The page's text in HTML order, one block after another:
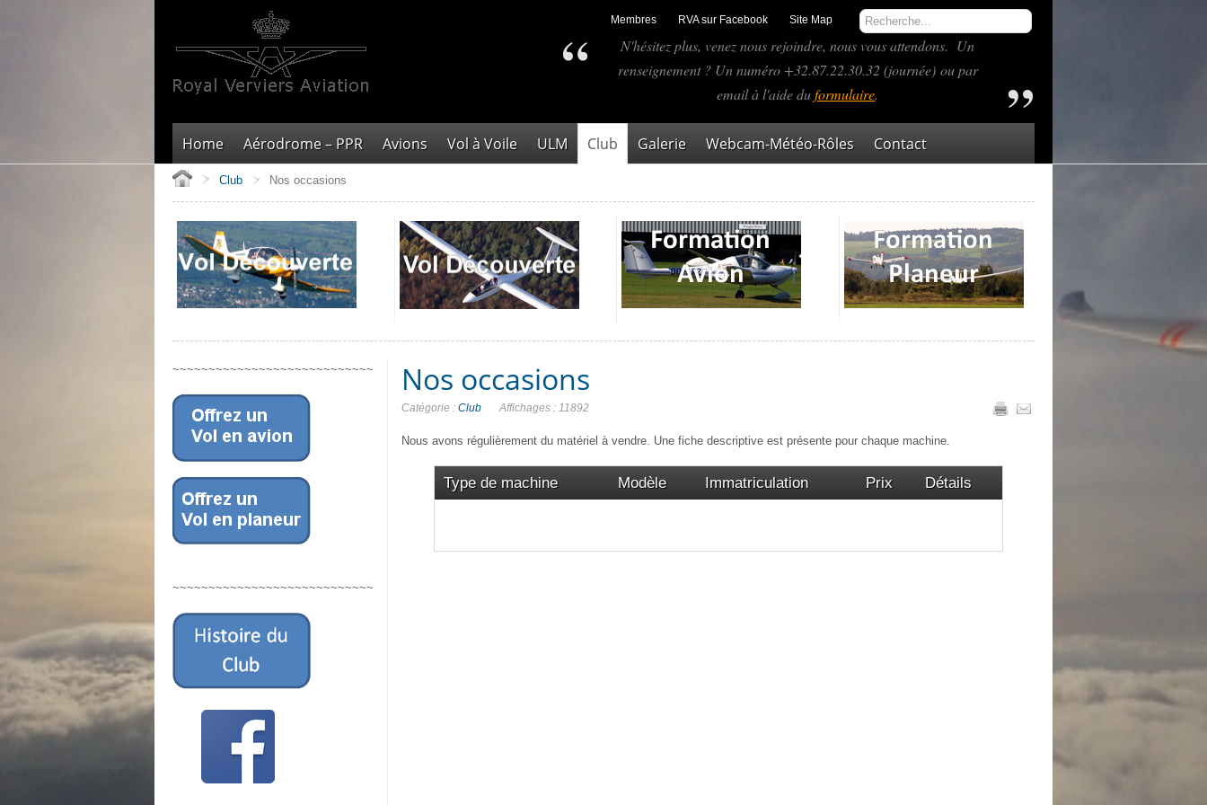
Membres RVA sur Facebook Site Map
N'hésitez plus, venez nous rejoindre, nous vous attendons. Un
renseignement ? Un numéro +32.87.22.30.32 (journée) ou par
email à l'aide duformulaire.
Home Aérodrome – PPR Avions Vol à Voile ULM Club Galerie Webcam-Météo-Rôles Contact
Club Nos occasions
Nos occasions
Catégorie : Club Affichages : 11892
Nous avons régulièrement du matériel à vendre. Une fiche descriptive est présente pour chaque machine.
Type de machine Modèle Immatriculation Prix Détails
~~~~~~~~~~~~~~~~~~~~~~~~~~~~
~~~~~~~~~~~~~~~~~~~~~~~~~~~~